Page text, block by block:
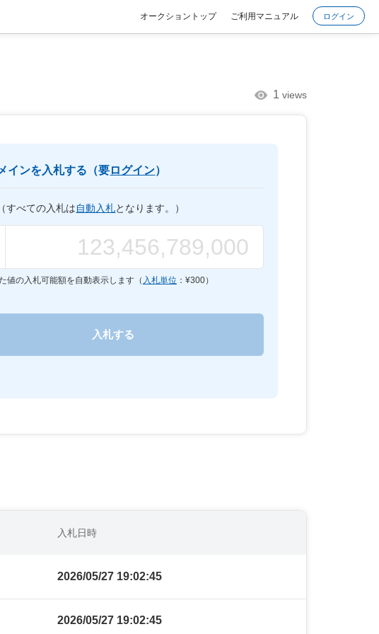
オークショントップ ご利用マニュアル ログイン
1 views
インを入札する（要ログイン）
（すべての入札は自動入札となります。）
値の入札可能額を自動表示します（ 入札単位 ：¥300）
入札日時
2026/05/27 19:02:45
2026/05/27 19:02:45